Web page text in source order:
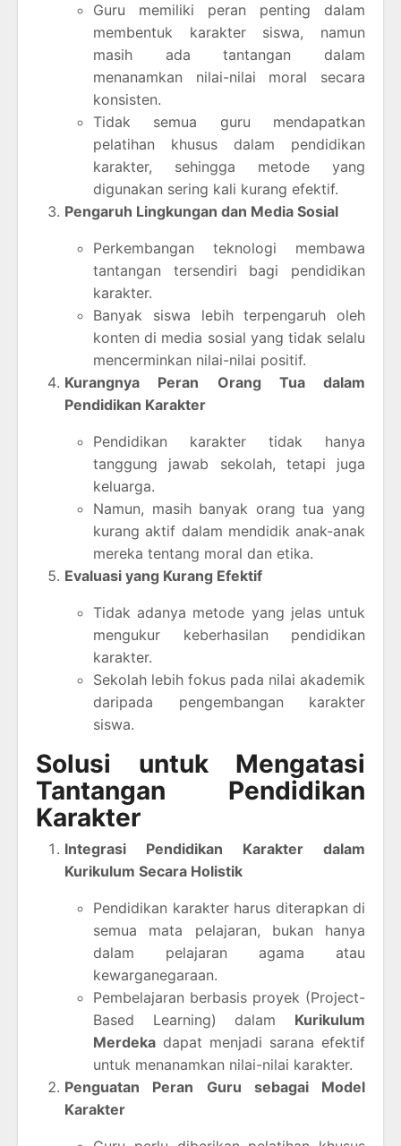
Guru memiliki peran penting dalam
membentuk karakter siswa, namun
masih ada tantangan dalam
menanamkan nilai-nilai moral secara
konsisten.
Tidak semua guru mendapatkan
pelatihan khusus dalam pendidikan
karakter, sehingga metode yang
digunakan sering kali kurang efektif.
Pengaruh Lingkungan dan Media Sosial
Perkembangan teknologi membawa
tantangan tersendiri bagi pendidikan
karakter.
Banyak siswa lebih terpengaruh oleh
konten di media sosial yang tidak selalu
mencerminkan nilai-nilai positif.
Kurangnya Peran Orang Tua dalam
Pendidikan Karakter
Pendidikan karakter tidak hanya
tanggung jawab sekolah, tetapi juga
keluarga.
Namun, masih banyak orang tua yang
kurang aktif dalam mendidik anak-anak
mereka tentang moral dan etika.
Evaluasi yang Kurang Efektif
Tidak adanya metode yang jelas untuk
mengukur keberhasilan pendidikan
karakter.
Sekolah lebih fokus pada nilai akademik
daripada pengembangan karakter
siswa.
Solusi untuk Mengatasi
Tantangan Pendidikan
Karakter
Integrasi Pendidikan Karakter dalam
Kurikulum Secara Holistik
Pendidikan karakter harus diterapkan di
semua mata pelajaran, bukan hanya
dalam pelajaran agama atau
kewarganegaraan.
Pembelajaran berbasis proyek (Project-
Based Learning) dalam Kurikulum
Merdeka dapat menjadi sarana efektif
untuk menanamkan nilai-nilai karakter.
Penguatan Peran Guru sebagai Model
Karakter